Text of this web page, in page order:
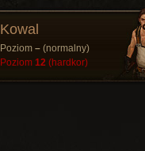
Kowal
Poziom – (normalny)
Poziom 12 (hardkor)